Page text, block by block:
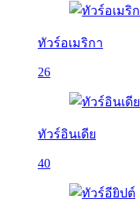
ทัวร์อเมริกา
26
ทัวร์อินเดีย
40